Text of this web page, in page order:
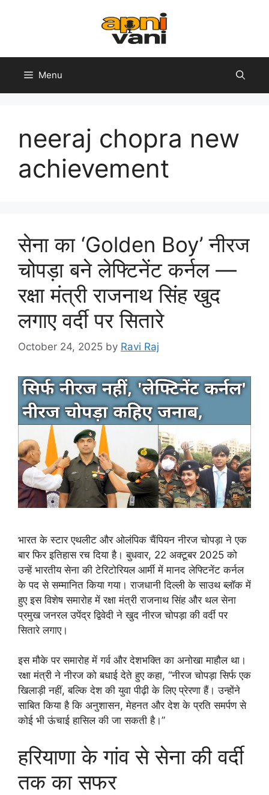
Menu
neeraj chopra new
achievement
सेना का ‘Golden Boy’ नीरज
चोपड़ा बने लेफ्टिनेंट कर्नल —
रक्षा मंत्री राजनाथ सिंह खुद
लगाए वर्दी पर सितारे
October 24, 2025 by Ravi Raj
भारत के स्टार एथलीट और ओलंपिक चैंपियन नीरज चोपड़ा ने एक
बार फिर इतिहास रच दिया है। बुधवार, 22 अक्टूबर 2025 को
उन्हें भारतीय सेना की टेरिटोरियल आर्मी में मानद लेफ्टिनेंट कर्नल
के पद से सम्मानित किया गया। राजधानी दिल्ली के साउथ ब्लॉक में
हुए इस विशेष समारोह में रक्षा मंत्री राजनाथ सिंह और थल सेना
प्रमुख जनरल उपेंद्र द्विवेदी ने खुद नीरज चोपड़ा की वर्दी पर
सितारे लगाए।
इस मौके पर समारोह में गर्व और देशभक्ति का अनोखा माहौल था।
रक्षा मंत्री ने नीरज को बधाई देते हुए कहा, “नीरज चोपड़ा सिर्फ एक
खिलाड़ी नहीं, बल्कि देश की युवा पीढ़ी के लिए प्रेरणा हैं। उन्होंने
साबित किया है कि अनुशासन, मेहनत और देश के प्रति समर्पण से
कोई भी ऊंचाई हासिल की जा सकती है।”
हरियाणा के गांव से सेना की वर्दी
तक का सफर